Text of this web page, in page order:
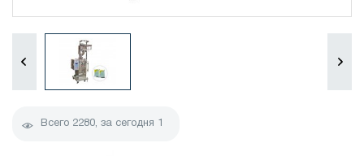
Всего 2280, за сегодня 1